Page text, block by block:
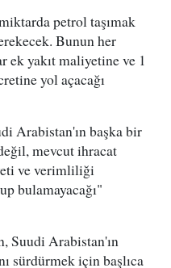
petrol taşımak
Bunun her
ek yakıt maliyetine ve 1
yol açacağı
Arabistan'ın başka bir
mevcut ihracat
ve verimliliği
bulamayacağı"
Suudi Arabistan'ın
sürdürmek için başlıca